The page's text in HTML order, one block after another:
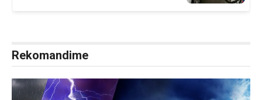
Rekomandime